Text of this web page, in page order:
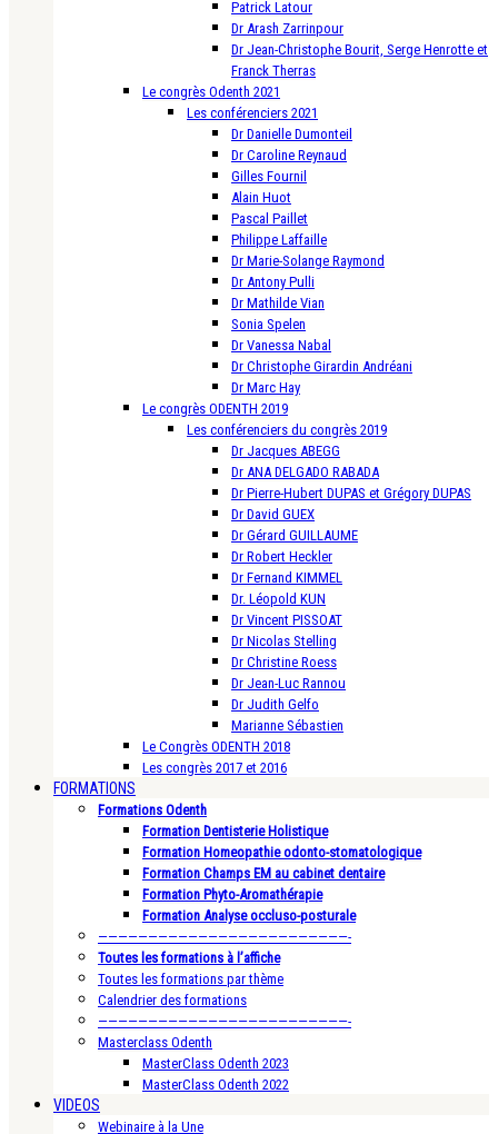
Patrick Latour
Dr Arash Zarrinpour
Dr Jean-Christophe Bourit, Serge Henrotte et
Franck Therras
Le congrès Odenth 2021
Les conférenciers 2021
Dr Danielle Dumonteil
Dr Caroline Reynaud
Gilles Fournil
Alain Huot
Pascal Paillet
Philippe Laffaille
Dr Marie-Solange Raymond
Dr Antony Pulli
Dr Mathilde Vian
Sonia Spelen
Dr Vanessa Nabal
Dr Christophe Girardin Andréani
Dr Marc Hay
Le congrès ODENTH 2019
Les conférenciers du congrès 2019
Dr Jacques ABEGG
Dr ANA DELGADO RABADA
Dr Pierre-Hubert DUPAS et Grégory DUPAS
Dr David GUEX
Dr Gérard GUILLAUME
Dr Robert Heckler
Dr Fernand KIMMEL
Dr. Léopold KUN
Dr Vincent PISSOAT
Dr Nicolas Stelling
Dr Christine Roess
Dr Jean-Luc Rannou
Dr Judith Gelfo
Marianne Sébastien
Le Congrès ODENTH 2018
Les congrès 2017 et 2016
FORMATIONS
Formations Odenth
Formation Dentisterie Holistique
Formation Homeopathie odonto-stomatologique
Formation Champs EM au cabinet dentaire
Formation Phyto-Aromathérapie
Formation Analyse occluso-posturale
—————————————————————————-
Toutes les formations à l’affiche
Toutes les formations par thème
Calendrier des formations
—————————————————————————-
Masterclass Odenth
MasterClass Odenth 2023
MasterClass Odenth 2022
VIDEOS
Webinaire à la Une